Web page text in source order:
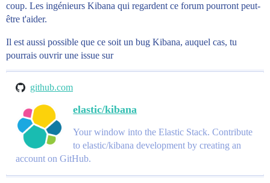
coup. Les ingénieurs Kibana qui regardent ce forum pourront peut-
être t'aider.
Il est aussi possible que ce soit un bug Kibana, auquel cas, tu
pourrais ouvrir une issue sur
github.com
elastic/kibana
Your window into the Elastic Stack. Contribute
to elastic/kibana development by creating an
account on GitHub.